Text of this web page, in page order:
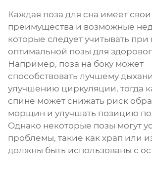
Каждая поза для сна имеет
преимущества и возможные
которые следует учитывать
оптимальной позы для
Например, поза на боку может
способствовать лучшему
улучшению циркуляции, тогда
спине может снижать риск
морщин и улучшать позицию
Однако некоторые позы могут
проблемы, такие как храп или
должны быть использованы с